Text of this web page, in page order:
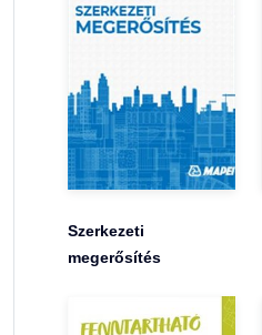
Szerkezeti
megerősítés